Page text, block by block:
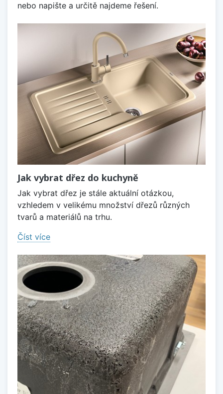
nebo napište a určitě najdeme řešení.
Jak vybrat dřez do kuchyně
Jak vybrat dřez je stále aktuální otázkou,
vzhledem v velikému množství dřezů různých
tvarů a materiálů na trhu.
Číst více